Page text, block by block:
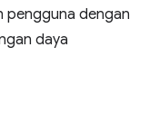
pengguna dengan
daya